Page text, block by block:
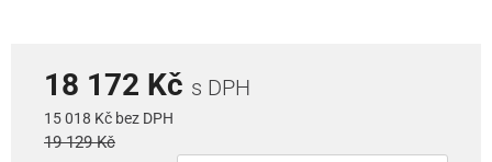
18 172 Kč s DPH
15 018 Kč bez DPH
19 129 Kč